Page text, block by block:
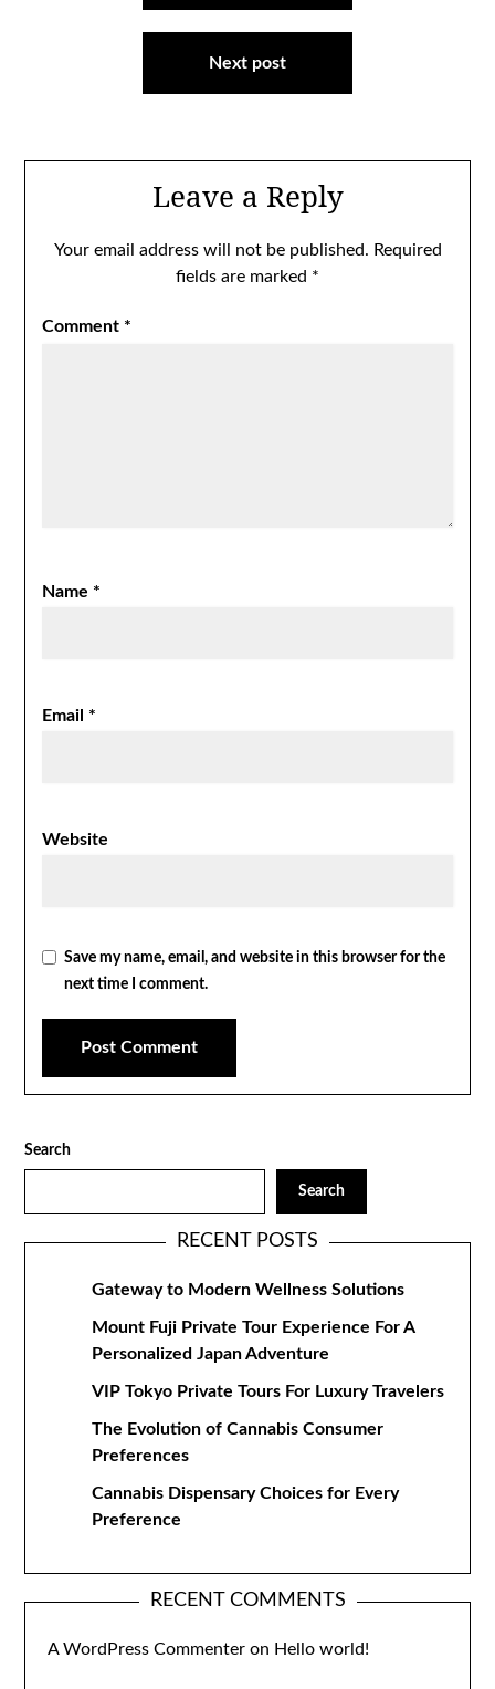
Next post
Leave a Reply
Your email address will not be published. Required
fields are marked *
Comment *
Name *
Email *
Website
Save my name, email, and website in this browser for the
next time I comment.
Search
Search
RECENT POSTS
Gateway to Modern Wellness Solutions
Mount Fuji Private Tour Experience For A
Personalized Japan Adventure
VIP Tokyo Private Tours For Luxury Travelers
The Evolution of Cannabis Consumer
Preferences
Cannabis Dispensary Choices for Every
Preference
RECENT COMMENTS
A WordPress Commenter on Hello world!